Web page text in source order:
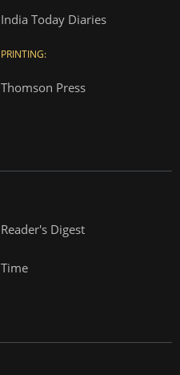
India Today Diaries
PRINTING:
Thomson Press
Reader's Digest
Time